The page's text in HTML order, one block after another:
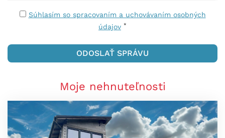
Súhlasím so spracovaním a uchovávaním osobných
údajov *
Moje nehnuteľnosti